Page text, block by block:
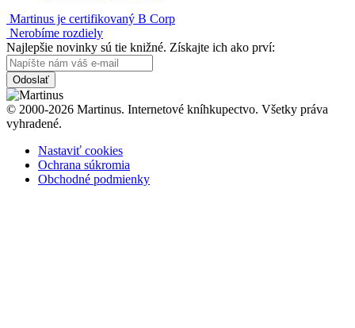
Martinus je certifikovaný B Corp
Nerobíme rozdiely
Najlepšie novinky sú tie knižné. Získajte ich ako prví:
Odoslať
© 2000-2026 Martinus. Internetové kníhkupectvo. Všetky práva
vyhradené.
Nastaviť cookies
Ochrana súkromia
Obchodné podmienky